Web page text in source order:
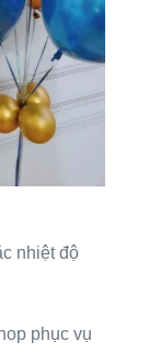
nhiệt độ
phục vụ